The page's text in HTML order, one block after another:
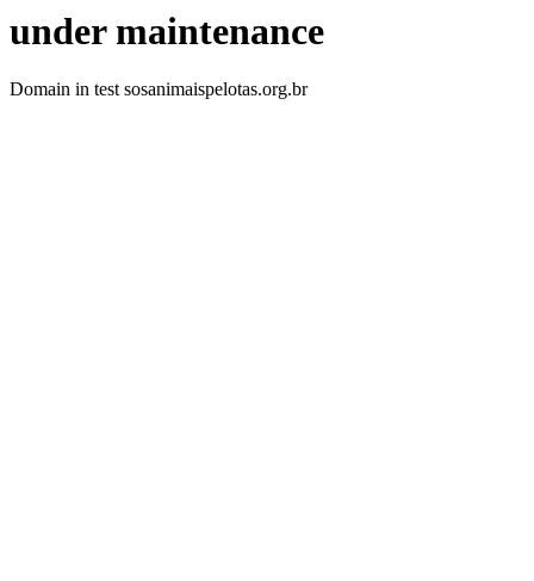
under maintenance
Domain in test sosanimaispelotas.org.br